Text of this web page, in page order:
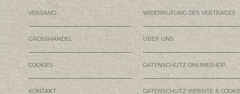
VERSAND WIDERRUFUNG DES VERTRAGES
GROSSHANDEL ÜBER UNS
COOKIES DATENSCHUTZ ONLINESHOP
KONTAKT DATENSCHUTZ WEBSITE &